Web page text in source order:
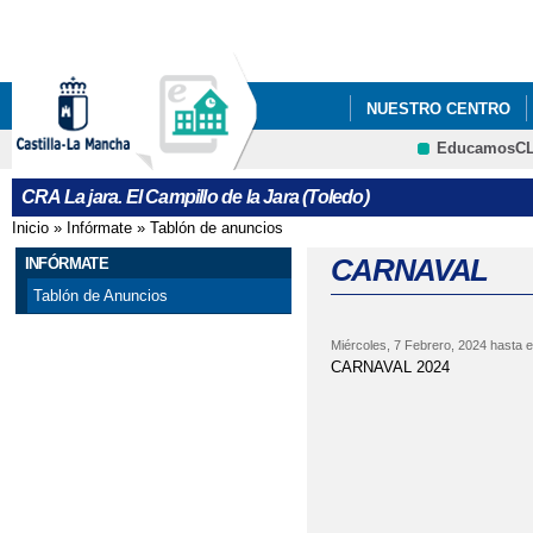
NUESTRO CENTRO
LES RECORDAMOS
CALENDARIO
CRA La jara. El Campillo de la Jara (Toledo)
Se encuentra usted aquí
Inicio » Infórmate » Tablón de anuncios
INFÓRMATE
Tablón de Anuncios
CARNAVAL
Miércoles, 7 Febrero, 2024hasta
CARNAVAL 2024